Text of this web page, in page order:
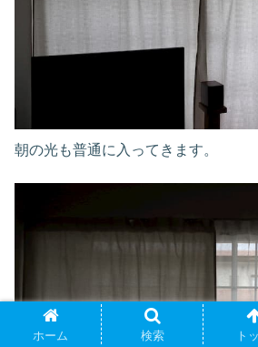
朝の光も普通に入ってきます。
ホーム 検索 ト